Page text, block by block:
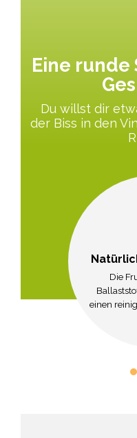
Eine runde
Du willst dir
der Biss in den
Die
einen